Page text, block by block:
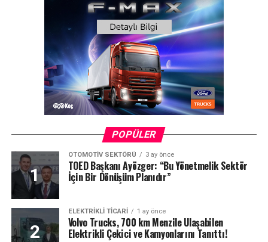
POPÜLER
OTOMOTIV SEKTÖRÜ 3 ay önce
TOED Başkanı Ayözger: “Bu Yönetmelik Sektör
İçin Bir Dönüşüm Planıdır”
ELEKTRIKLI TICARI 1 ay önce
Volvo Trucks, 700 km Menzile Ulaşabilen
Elektrikli Çekici ve Kamyonlarını Tanıttı!